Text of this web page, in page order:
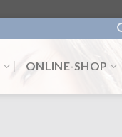
ONLINE-SHOP